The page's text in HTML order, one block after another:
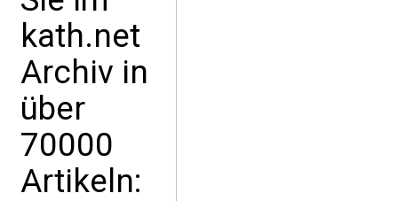
kath.net
Archiv in
über
70000
Artikeln: